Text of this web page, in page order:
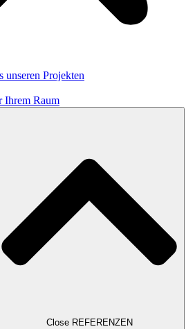
unseren Projekten
Ihrem Raum
Close REFERENZEN